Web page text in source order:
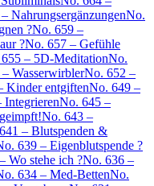
NahrungsergänzungenNo.
?No. 659 –
?No. 657 – Gefühle
– 5D-MeditationNo.
WasserwirblerNo. 652 –
Kinder entgiftenNo. 649 –
IntegrierenNo. 645 –
No. 643 –
– Blutspenden &
639 – Eigenblutspende ?
Wo stehe ich ?No. 636 –
634 – Med-BettenNo.